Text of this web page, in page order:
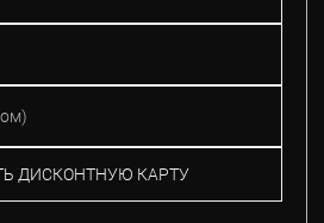
ДИСКОНТНУЮ КАРТУ